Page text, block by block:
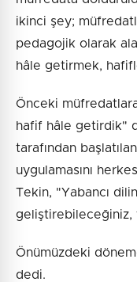
ikinci şey;
pedagojik olarak
hâle getirmek,
Önceki
hafif hâle getirdik"
tarafından
uygulamasını
Tekin, "Yabancı
geliştirebileceğiniz,
Önümüzdeki
dedi.